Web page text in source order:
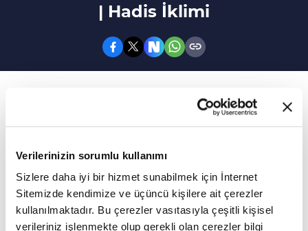
Verilerinizin sorumlu kullanımı
Sizlere daha iyi bir hizmet sunabilmek için İnternet
Sitemizde kendimize ve üçüncü kişilere ait çerezler
kullanılmaktadır. Bu çerezler vasıtasıyla çeşitli kişisel
verileriniz işlenmekte olup gerekli olan çerezler bilgi
| Hadis İklimi
Hz. Peygamberimizin (S.A.V) Dilinden Dualar
Sünnetin dinde bağlayıcılığının önemine
dikkat çekecek bir program... Hadis İklimi 48.
bölümüyle yayında... Hadis İklimi, Muhammet
Abdülhamit Kılıçdere'nin sunumu, İstanbul